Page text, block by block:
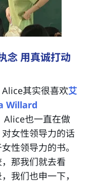
念 用真诚打动
其实很喜欢艾
Willard
Alice也一直在做
女性领导力的话
性领导力的书。
那我们就去看
我们也申一下，